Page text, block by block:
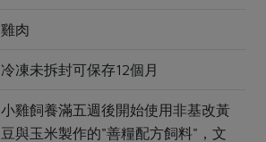
雞肉
冷凍未拆封可保存12個月
小雞飼養滿五週後開始使用非基改黃
豆與玉米製作的"善糧配方飼料"，文